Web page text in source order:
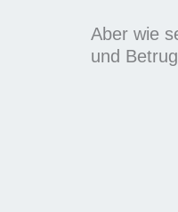
5
v
Aber wie
und